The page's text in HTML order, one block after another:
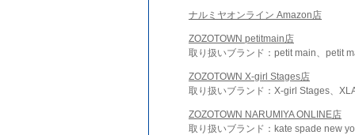
ナルミヤオンライン Amazon店
ZOZOTOWN petitmain店
取り扱いブランド：petit main、petit
ZOZOTOWN X-girl Stages店
取り扱いブランド：X-girl Stages、
ZOZOTOWN NARUMIYA ONLINE店
取り扱いブランド：kate spade new